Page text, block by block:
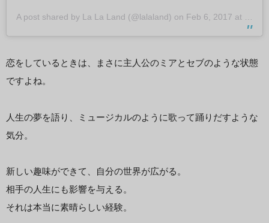
A post shared by La La Land (@lalaland) on Feb 6, 2017 at 1:00pm PST
恋をしているときは、まさに主人公のミアとセブのような状態
ですよね。
人生の夢を語り、ミュージカルのように歌って踊りだすような
気分。
新しい趣味ができて、自分の世界が広がる。
相手の人生にも影響を与える。
それは本当に素晴らしい経験。